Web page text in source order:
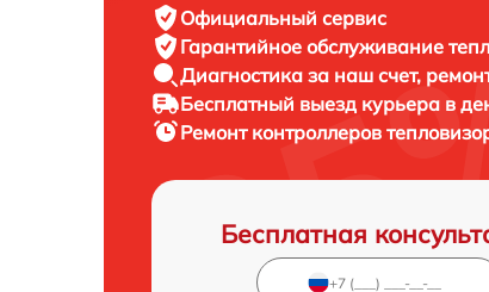
Официальный сервис
Гарантийное обслуживание
Диагностика за наш счет,
Бесплатный выезд курьера в
Ремонт контроллеров
Бесплатная